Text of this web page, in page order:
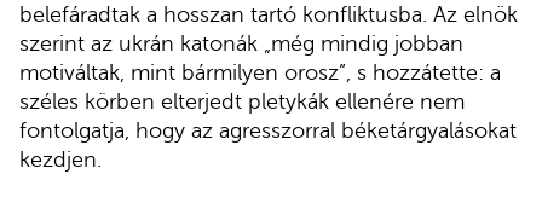
belefáradtak a hosszan tartó konfliktusba. Az elnök
szerint az ukrán katonák „még mindig jobban
motiváltak, mint bármilyen orosz”, s hozzátette: a
széles körben elterjedt pletykák ellenére nem
fontolgatja, hogy az agresszorral béketárgyalásokat
kezdjen.